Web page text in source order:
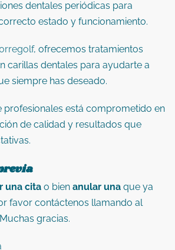
dentales periódicas para
estado y funcionamiento.
, ofrecemos tratamientos
carillas dentales para ayudarte a
siempre has deseado.
profesionales está comprometido en
de calidad y resultados que
una cita o bien anular una que ya
favor contáctenos llamando al
gracias.